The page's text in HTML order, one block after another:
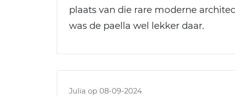
plaats van die rare moderne
was de paella wel lekker daar.
Julia op 08-09-2024